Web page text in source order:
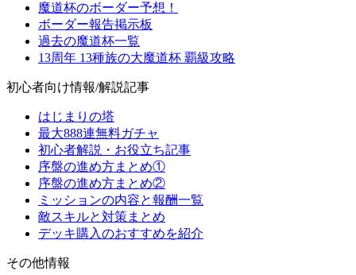
魔道杯のボーダー予想！
ボーダー報告掲示板
過去の魔道杯一覧
13周年 13種族の大魔道杯 覇級攻略
初心者向け情報/解説記事
はじまりの塔
最大888連無料ガチャ
初心者解説・お役立ち記事
序盤の進め方まとめ①
序盤の進め方まとめ②
ミッションの内容と報酬一覧
敵スキルと対策まとめ
デッキ購入のおすすめを紹介
その他情報